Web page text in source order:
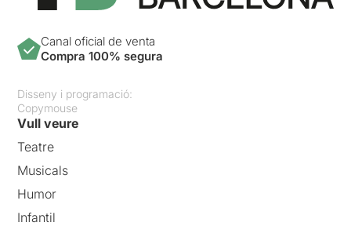
Canal oficial de venta
Compra 100% segura
Disseny i programació:
Copymouse
Vull veure
Teatre
Musicals
Humor
Infantil